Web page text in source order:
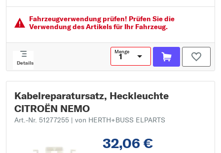
Türenanzahl: 1
Fahrzeugver­wendung prüfen! Prüfen Sie die
Verwendung des Artikels für Ihr Fahrzeug.
Details
Menge
Kabelreparatursatz, Heckleuchte
CITROËN NEMO
Art.-Nr. 51277255 | von HERTH+BUSS ELPARTS
32,06 €